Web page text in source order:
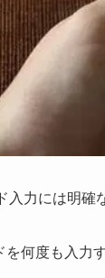
力には明確
何度も入力